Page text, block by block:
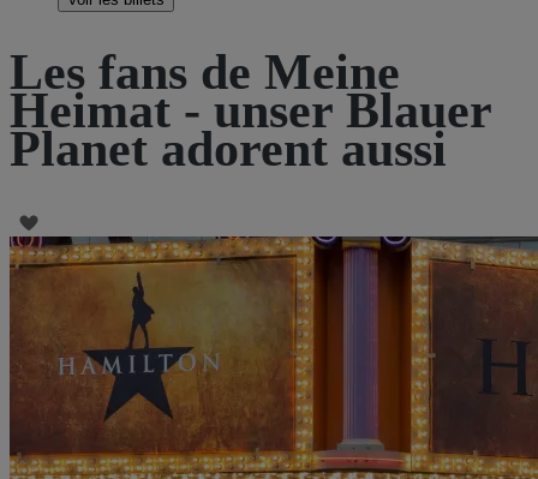
Les fans de Meine
Heimat - unser Blauer
Planet adorent aussi